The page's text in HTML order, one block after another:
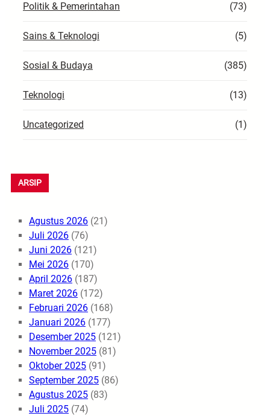
Politik & Pemerintahan (73)
Sains & Teknologi (5)
Sosial & Budaya (385)
Teknologi (13)
Uncategorized (1)
ARSIP
Agustus 2026 (21)
Juli 2026 (76)
Juni 2026 (121)
Mei 2026 (170)
April 2026 (187)
Maret 2026 (172)
Februari 2026 (168)
Januari 2026 (177)
Desember 2025 (121)
November 2025 (81)
Oktober 2025 (91)
September 2025 (86)
Agustus 2025 (83)
Juli 2025 (74)